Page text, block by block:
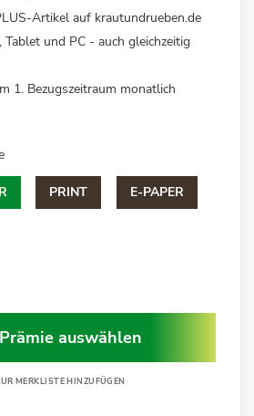
Artikel auf krautundrueben.de
Tablet und PC - auch gleichzeitig
1. Bezugszeitraum monatlich
PRINT E-PAPER
auswählen
MERKLISTE HINZUFÜGEN